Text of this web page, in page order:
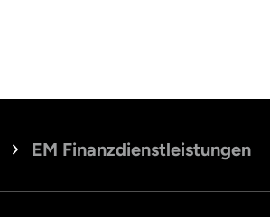
EM Finanzdienstleistungen